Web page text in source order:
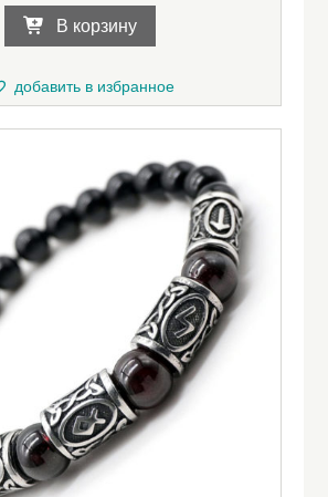
В корзину
добавить в избранное